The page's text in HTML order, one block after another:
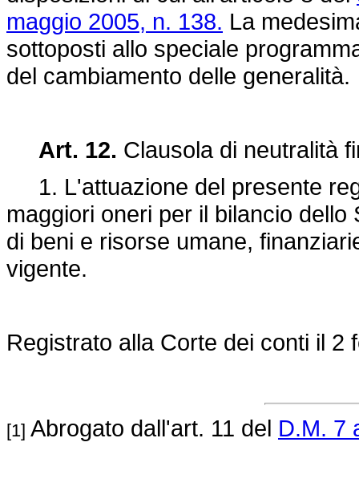
maggio 2005, n. 138. La
sottoposti allo speciale
del cambiamento delle generalità.
Art. 12. Clausola di neutralità
1. L'attuazione del presente
maggiori oneri per il bilancio
di beni e risorse umane,
vigente.
Registrato alla Corte dei conti il
[1] Abrogato dall'art. 11 del D.M. 7